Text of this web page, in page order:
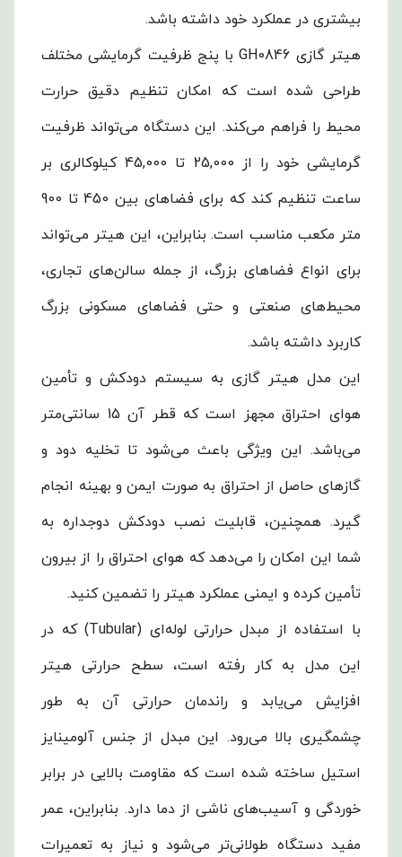
بیشتری در عملکرد خود داشته باشد.
هیتر گازی GH0846 با پنج ظرفیت گرمایشی مختلف
طراحی شده است که امکان تنظیم دقیق حرارت
محیط را فراهم می‌کند. این دستگاه می‌تواند ظرفیت
گرمایشی خود را از 25,000 تا 45,000 کیلوکالری بر
ساعت تنظیم کند که برای فضاهای بین 450 تا 900
متر مکعب مناسب است. بنابراین، این هیتر می‌تواند
برای انواع فضاهای بزرگ، از جمله سالن‌های تجاری،
محیط‌های صنعتی و حتی فضاهای مسکونی بزرگ
کاربرد داشته باشد.
این مدل هیتر گازی به سیستم دودکش و تأمین
هوای احتراق مجهز است که قطر آن 15 سانتی‌متر
می‌باشد. این ویژگی باعث می‌شود تا تخلیه دود و
گازهای حاصل از احتراق به صورت ایمن و بهینه انجام
گیرد. همچنین، قابلیت نصب دودکش دوجداره به
شما این امکان را می‌دهد که هوای احتراق را از بیرون
تأمین کرده و ایمنی عملکرد هیتر را تضمین کنید.
با استفاده از مبدل حرارتی لوله‌ای (Tubular) که در
این مدل به کار رفته است، سطح حرارتی هیتر
افزایش می‌یابد و راندمان حرارتی آن به طور
چشمگیری بالا می‌رود. این مبدل از جنس آلومینایز
استیل ساخته شده است که مقاومت بالایی در برابر
خوردگی و آسیب‌های ناشی از دما دارد. بنابراین، عمر
مفید دستگاه طولانی‌تر می‌شود و نیاز به تعمیرات